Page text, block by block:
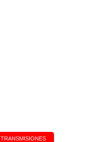
TRANSMISIONES